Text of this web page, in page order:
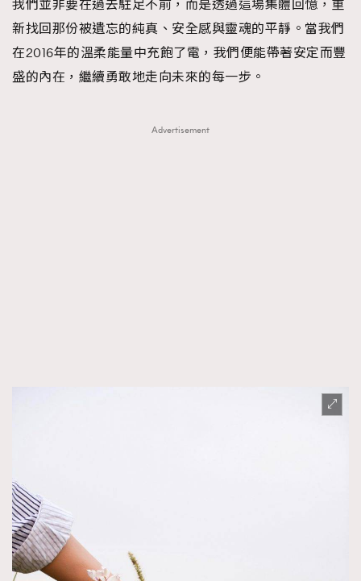
我們並非要在過去駐足不前，而是透過這場集體回憶，重
新找回那份被遺忘的純真、安全感與靈魂的平靜。當我們
在2016年的溫柔能量中充飽了電，我們便能帶著安定而豐
盛的內在，繼續勇敢地走向未來的每一步。
Advertisement